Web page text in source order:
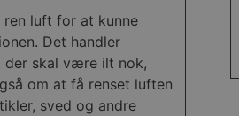
luft for at kunne
Det handler
der skal være ilt nok,
om at få renset luften
sved og andre